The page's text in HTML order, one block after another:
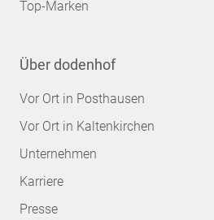
Top-Marken
Über dodenhof
Vor Ort in Posthausen
Vor Ort in Kaltenkirchen
Unternehmen
Karriere
Presse